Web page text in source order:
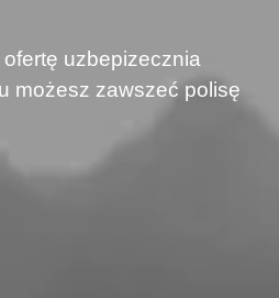
uzbepizecznia
możesz zawszeć polisę